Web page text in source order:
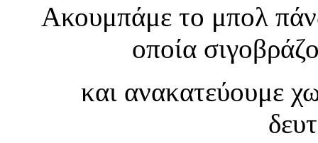
Ακουμπάμε το μπολ
οποία
και ανακατεύουμε